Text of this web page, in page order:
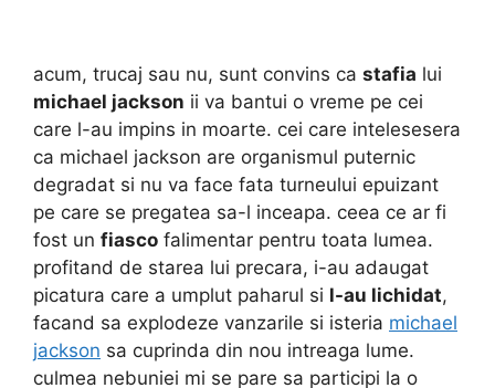
acum, trucaj sau nu, sunt convins ca stafia lui
michael jackson ii va bantui o vreme pe cei
care l-au impins in moarte. cei care intelesesera
ca michael jackson are organismul puternic
degradat si nu va face fata turneului epuizant
pe care se pregatea sa-l inceapa. ceea ce ar fi
fost un fiasco falimentar pentru toata lumea.
profitand de starea lui precara, i-au adaugat
picatura care a umplut paharul si l-au lichidat,
facand sa explodeze vanzarile si isteria michael
jackson sa cuprinda din nou intreaga lume.
culmea nebuniei mi se pare sa participi la o